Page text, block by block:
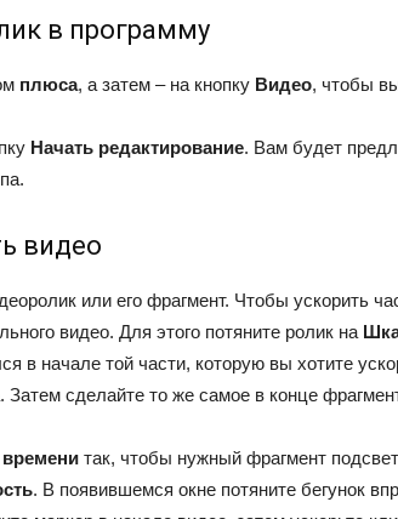
в программу
плюса, а затем – на кнопку Видео, чтобы
Начать редактирование. Вам будет
видео
или его фрагмент. Чтобы ускорить
видео. Для этого потяните ролик на
в начале той части, которую вы хотите
Затем сделайте то же самое в конце
так, чтобы нужный фрагмент
. В появившемся окне потяните бегунок